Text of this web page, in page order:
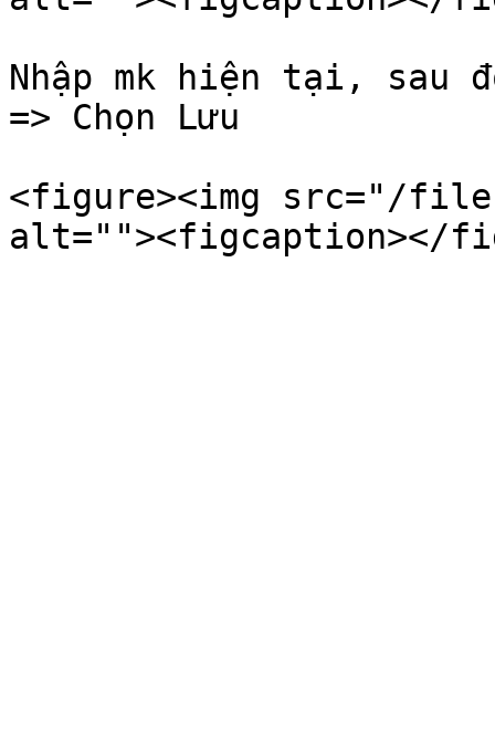
Nhập mk hiện tại, sau
=> Chọn Lưu
<figure><img src="/